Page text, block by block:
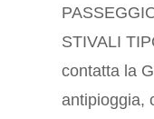
STIVALI
contatta la
antipioggia,